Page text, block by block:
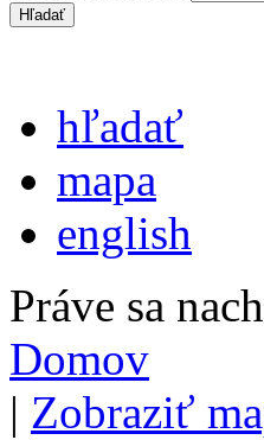
hľadať
mapa
english
Práve sa
Domov
| Zobraziť